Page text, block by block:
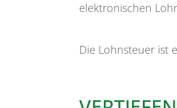
elektronischen
Die Lohnsteuer ist